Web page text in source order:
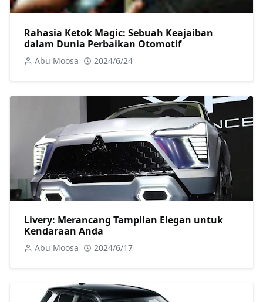
Rahasia Ketok Magic: Sebuah Keajaiban
dalam Dunia Perbaikan Otomotif
Abu Moosa 2024/6/24
Livery: Merancang Tampilan Elegan untuk
Kendaraan Anda
Abu Moosa 2024/6/17